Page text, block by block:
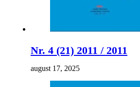
Nr. 4 (21) 2011 / 2011
august 17, 2025